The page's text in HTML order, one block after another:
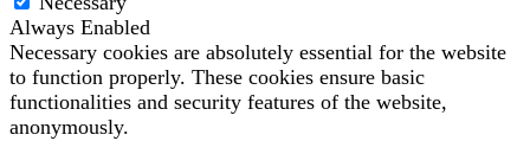
Always Enabled
Necessary cookies are absolutely essential for the website
to function properly. These cookies ensure basic
functionalities and security features of the website,
anonymously.